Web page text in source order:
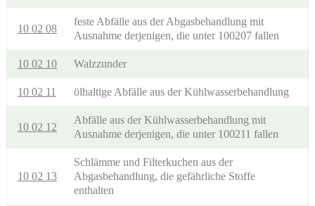
10 02 08
feste Abfälle aus der Abgasbehandlung mit
Ausnahme derjenigen, die unter 100207 fallen
10 02 10 Walzzunder
10 02 11 ölhaltige Abfälle aus der Kühlwasserbehandlung
10 02 12
Abfälle aus der Kühlwasserbehandlung mit
Ausnahme derjenigen, die unter 100211 fallen
10 02 13
Schlämme und Filterkuchen aus der
Abgasbehandlung, die gefährliche Stoffe
enthalten